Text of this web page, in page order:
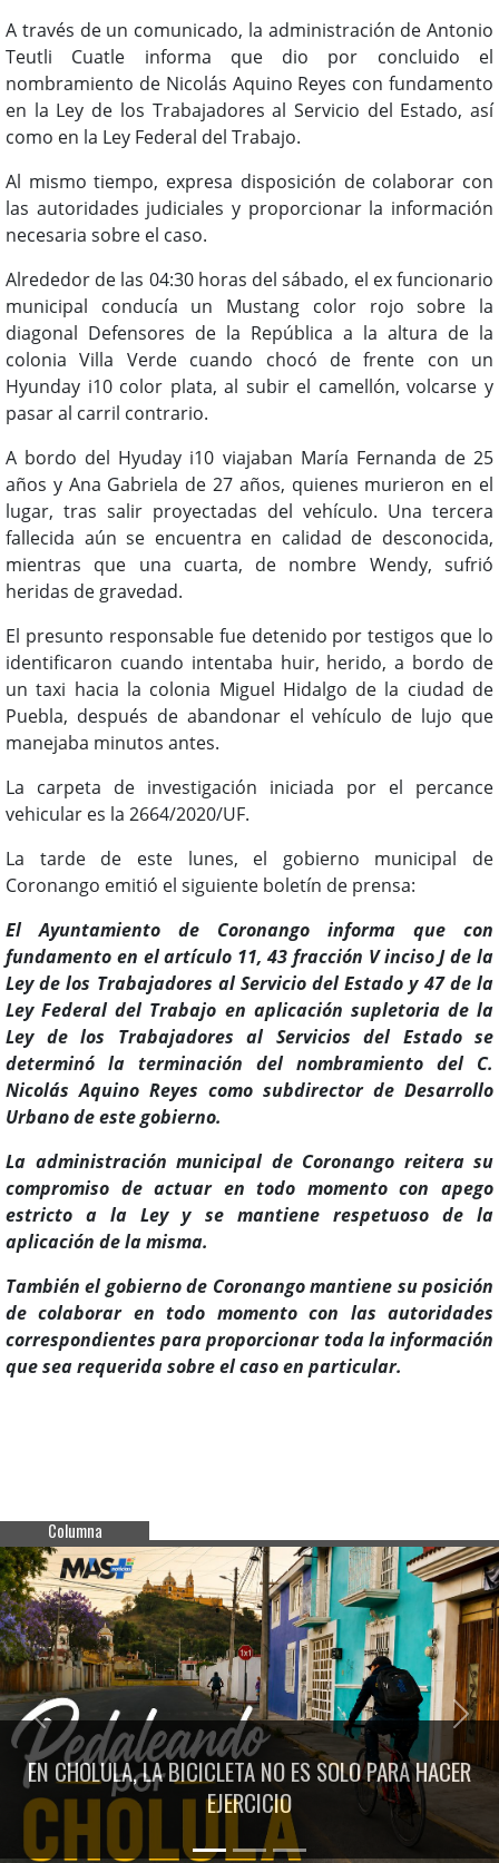
A través de un comunicado, la administración de Antonio
Teutli Cuatle informa que dio por concluido el
nombramiento de Nicolás Aquino Reyes con fundamento
en la Ley de los Trabajadores al Servicio del Estado, así
como en la Ley Federal del Trabajo.
Al mismo tiempo, expresa disposición de colaborar con
las autoridades judiciales y proporcionar la información
necesaria sobre el caso.
Alrededor de las 04:30 horas del sábado, el ex funcionario
municipal conducía un Mustang color rojo sobre la
diagonal Defensores de la República a la altura de la
colonia Villa Verde cuando chocó de frente con un
Hyunday i10 color plata, al subir el camellón, volcarse y
pasar al carril contrario.
A bordo del Hyuday i10 viajaban María Fernanda de 25
años y Ana Gabriela de 27 años, quienes murieron en el
lugar, tras salir proyectadas del vehículo. Una tercera
fallecida aún se encuentra en calidad de desconocida,
mientras que una cuarta, de nombre Wendy, sufrió
heridas de gravedad.
El presunto responsable fue detenido por testigos que lo
identificaron cuando intentaba huir, herido, a bordo de
un taxi hacia la colonia Miguel Hidalgo de la ciudad de
Puebla, después de abandonar el vehículo de lujo que
manejaba minutos antes.
La carpeta de investigación iniciada por el percance
vehicular es la 2664/2020/UF.
La tarde de este lunes, el gobierno municipal de
Coronango emitió el siguiente boletín de prensa:
El Ayuntamiento de Coronango informa que con
fundamento en el artículo 11, 43 fracción V inciso J de la
Ley de los Trabajadores al Servicio del Estado y 47 de la
Ley Federal del Trabajo en aplicación supletoria de la
Ley de los Trabajadores al Servicios del Estado se
determinó la terminación del nombramiento del C.
Nicolás Aquino Reyes como subdirector de Desarrollo
Urbano de este gobierno.
La administración municipal de Coronango reitera su
compromiso de actuar en todo momento con apego
estricto a la Ley y se mantiene respetuoso de la
aplicación de la misma.
También el gobierno de Coronango mantiene su posición
de colaborar en todo momento con las autoridades
correspondientes para proporcionar toda la información
que sea requerida sobre el caso en particular.
Columna
EN CHOLULA, LA BICICLETA NO ES SOLO PARA HACER
EJERCICIO
Previous Next